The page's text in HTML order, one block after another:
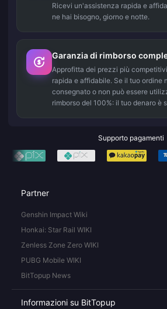
Ricevi un'assistenza rapida e
ne hai bisogno, giorno e notte.
Garanzia di rimborso
Approfitta dei prezzi più
rapida e affidabile. Se il tuo ordine
consegnato o non può essere
rimborso del 100%: il tuo denaro è
Supporto pagamenti
Partner
Genshin Impact Wiki
Honkai: Star Rail WIKI
Zenless Zone Zero WIKI
PUBG Mobile WIKI
BitTopup News
Informazioni su BitTopup